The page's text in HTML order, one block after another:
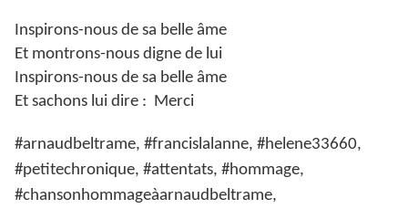
Inspirons-nous de sa belle âme
Et montrons-nous digne de lui
Inspirons-nous de sa belle âme
Et sachons lui dire : Merci
#arnaudbeltrame, #francislalanne, #helene33660,
#petitechronique, #attentats, #hommage,
#chansonhommageàarnaudbeltrame,